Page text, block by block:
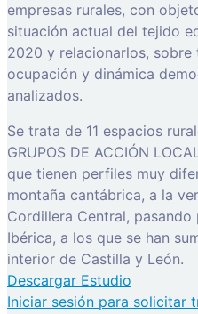
empresas rurales, con
situación actual del tejido
2020 y relacionarlos,
ocupación y dinámica
analizados.
Se trata de 11 espacios
GRUPOS DE ACCIÓN
que tienen perfiles muy
montaña cantábrica, a la
Cordillera Central,
Ibérica, a los que se han
interior de Castilla y León.
Descargar Estudio
Iniciar sesión para solicitar